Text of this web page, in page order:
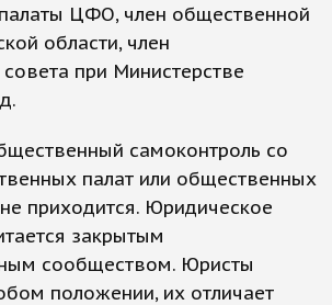
ЦФО, член общественной
области, член
при Министерстве
самоконтроль со
палат или общественных
приходится. Юридическое
закрытым
сообществом. Юристы
положении, их отличает